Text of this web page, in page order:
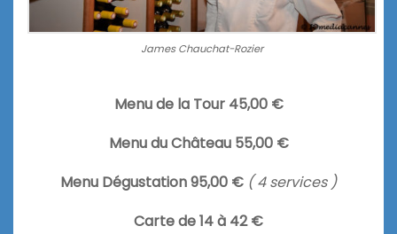
James Chauchat-Rozier
Menu de la Tour 45,00 €
Menu du Château 55,00 €
Menu Dégustation 95,00 € ( 4 services )
Carte de 14 à 42 €